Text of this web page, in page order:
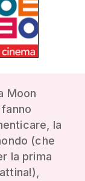
Moon
la
(che
la prima